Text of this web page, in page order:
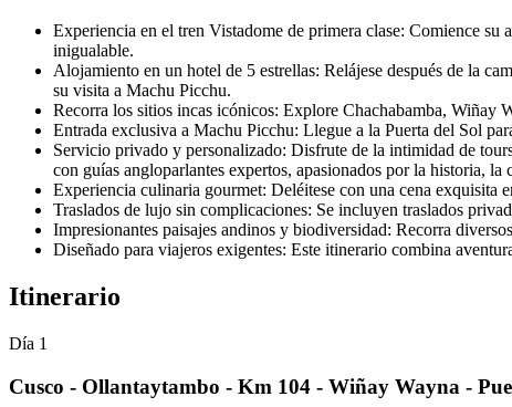
Experiencia en el tren Vistadome de primera clase: Comience
inigualable.
Alojamiento en un hotel de 5 estrellas: Relájese después de la
su visita a Machu Picchu.
Recorra los sitios incas icónicos: Explore Chachabamba, Wiñay
Entrada exclusiva a Machu Picchu: Llegue a la Puerta del Sol
Servicio privado y personalizado: Disfrute de la intimidad de
con guías angloparlantes expertos, apasionados por la historia,
Experiencia culinaria gourmet: Deléitese con una cena exquisita
Traslados de lujo sin complicaciones: Se incluyen traslados
Impresionantes paisajes andinos y biodiversidad: Recorra
Diseñado para viajeros exigentes: Este itinerario combina
Itinerario
Día 1
Cusco - Ollantaytambo - Km 104 - Wiñay Wayna -